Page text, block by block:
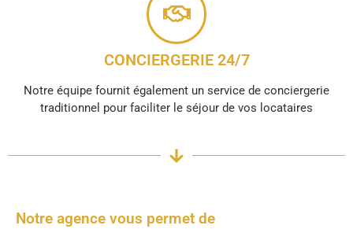
CONCIERGERIE 24/7
Notre équipe fournit également un service de conciergerie
traditionnel pour faciliter le séjour de vos locataires
Notre agence vous permet de